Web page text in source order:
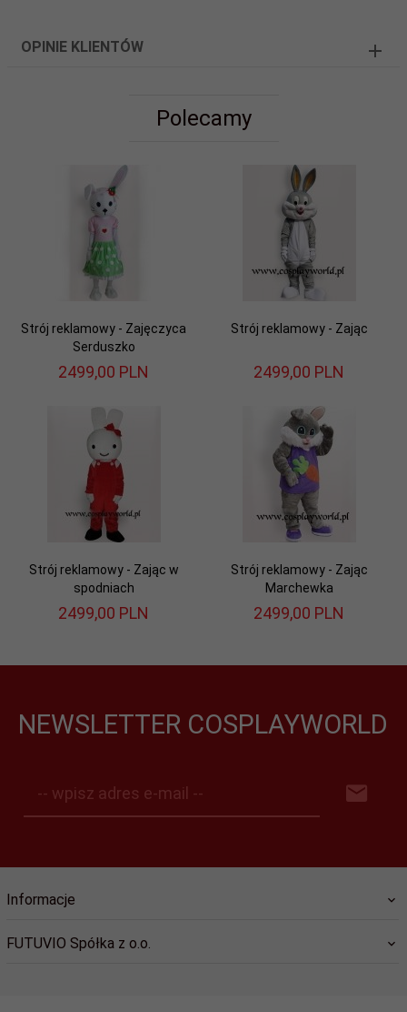
OPINIE KLIENTÓW
Polecamy
Strój reklamowy - Zajęczyca
Serduszko
2499,00 PLN
Strój reklamowy - Zając
2499,00 PLN
Strój reklamowy - Zając w
spodniach
2499,00 PLN
Strój reklamowy - Zając
Marchewka
2499,00 PLN
NEWSLETTER COSPLAYWORLD
-- wpisz adres e-mail --
Informacje
FUTUVIO Spółka z o.o.